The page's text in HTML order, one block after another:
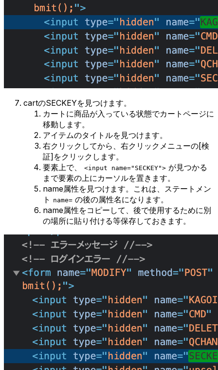
cartのSECKEYを見つけます。
カートに商品が入っている状態でカートページに
移動します。
アイテムのタイトルを見つけます。
右クリックしてから、右クリックメニューの[検
証]をクリックします。
要素上で、
<input name="SECKEY"> が見つかる
まで要素の上にカーソルを置きます。
name属性を見つけます。これは、ステートメン
ト
name= の後の属性名になります。
name属性をコピーして、後で使用するために別
の場所に貼り付ける等保存しておきます。